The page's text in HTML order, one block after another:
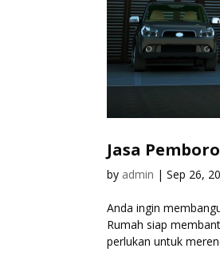
Jasa
by admin |Sep 26,
Anda ingin
Rumah siap
perlukan untuk